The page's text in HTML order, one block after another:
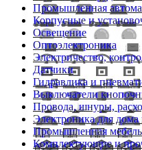
Промышленная
Корпусные и
Освещение
Оптоэлектроника
Электричество,
Датчики
Гидравлика и
Выключатели
Провода, шнуры,
Электроника для дома
Промышленная мебель
Комплектующие и